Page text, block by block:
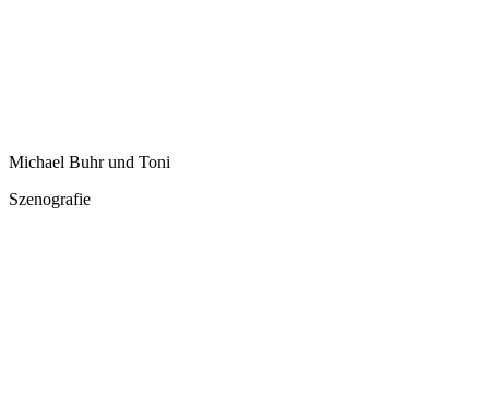
Michael Buhr und Toni
Szenografie